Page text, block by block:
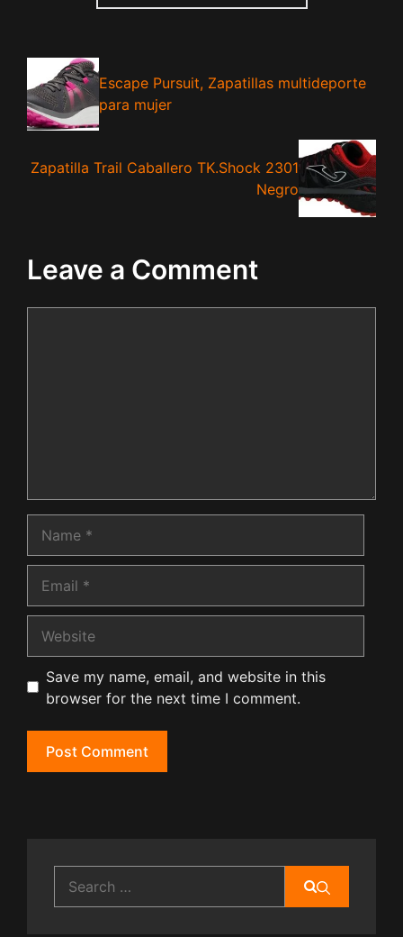
Escape Pursuit, Zapatillas multideporte
para mujer
Zapatilla Trail Caballero TK.Shock 2301
Negro
Leave a Comment
Save my name, email, and website in this
browser for the next time I comment.
for: